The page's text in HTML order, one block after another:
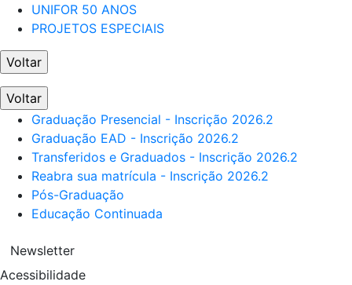
UNIFOR 50 ANOS
PROJETOS ESPECIAIS
Voltar
Voltar
Graduação Presencial - Inscrição 2026.2
Graduação EAD - Inscrição 2026.2
Transferidos e Graduados - Inscrição 2026.2
Reabra sua matrícula - Inscrição 2026.2
Pós-Graduação
Educação Continuada
Newsletter
Acessibilidade